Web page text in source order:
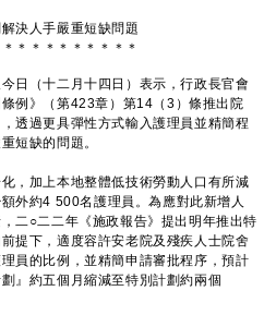
決人手嚴重短缺問題
＊ ＊ ＊ ＊ ＊ ＊ ＊ ＊ ＊ ＊
（十二月十四日）表示，行政長官會
例》（第423章）第14（3）條推出院
透過更具彈性方式輸入護理員並精簡程
短缺的問題。
加上本地整體低技術勞動人口有所減
外約4 500名護理員。為應對此新增人
二○二二年《施政報告》提出明年推出特
提下，適度容許安老院及殘疾人士院舍
員的比例，並精簡申請審批程序，預計
』約五個月縮減至特別計劃約兩個